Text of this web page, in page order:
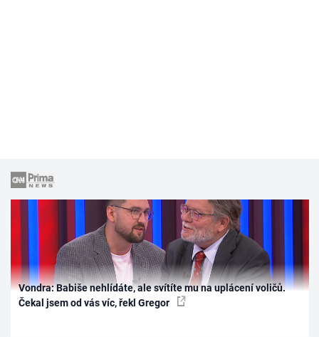
Vondra: Babiše nehlídáte, ale svítíte mu na uplácení voličů.
Čekal jsem od vás víc, řekl Gregor